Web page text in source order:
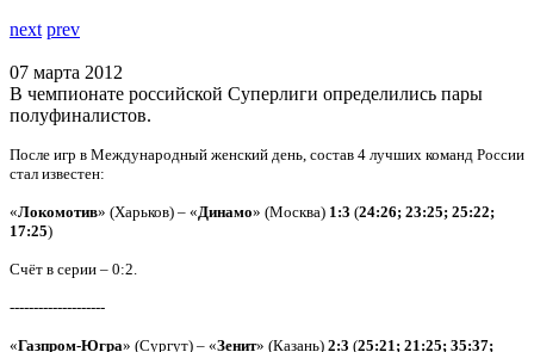
next prev
07 марта 2012
В чемпионате российской Суперлиги определились пары
полуфиналистов.
После игр в Международный женский день, состав 4 лучших команд России
стал известен:
«Локомотив» (Харьков) – «Динамо» (Москва) 1:3 (24:26; 23:25; 25:22;
17:25)
Счёт в серии – 0:2.
--------------------
«Газпром-Югра» (Сургут) – «Зенит» (Казань) 2:3 (25:21; 21:25; 35:37;